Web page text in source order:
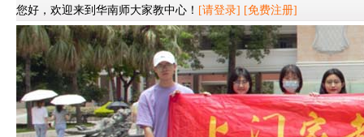
您好，欢迎来到华南师大家教中心！ [请登录] [免费注册]